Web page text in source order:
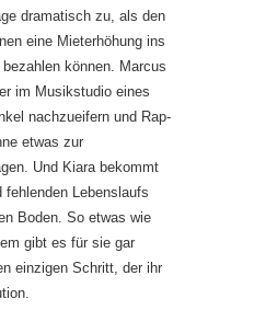
dramatisch zu, als den
eine Mieterhöhung ins
können. Marcus
im Musikstudio eines
nachzueifern und Rap-
etwas zur
Und Kiara bekommt
fehlenden Lebenslaufs
Boden. So etwas wie
gibt es für sie gar
einzigen Schritt, der ihr